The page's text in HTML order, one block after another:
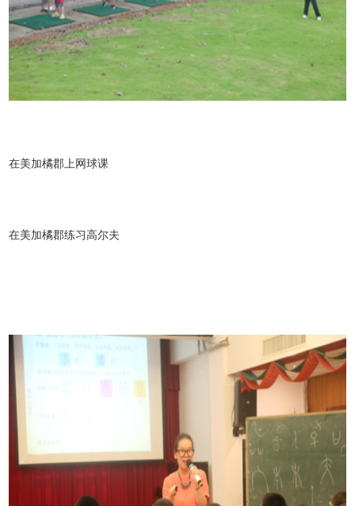
在美加橘郡上网球课
在美加橘郡练习高尔夫